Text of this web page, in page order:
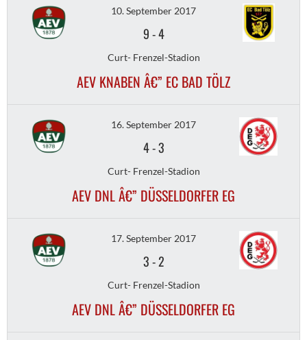
10. September 2017
9-4
Curt- Frenzel-Stadion
AEV KNABEN Â€” EC BAD TÖLZ
16. September 2017
4-3
Curt- Frenzel-Stadion
AEV DNL Â€” DÜSSELDORFER EG
17. September 2017
3-2
Curt- Frenzel-Stadion
AEV DNL Â€” DÜSSELDORFER EG